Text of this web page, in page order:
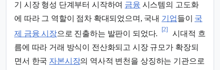
기 시장 형성 단계부터 시작하여 금융 시스템의 고도화
에 따라 그 역할이 점차 확대되었으며, 국내 기업들이 국
제 금융 시장으로 진출하는 발판이 되었다.
[2]
시대적 흐
름에 따라 거래 방식이 전산화되고 시장 규모가 확장되
면서 한국 자본시장의 역사적 변천을 상징하는 기관으로